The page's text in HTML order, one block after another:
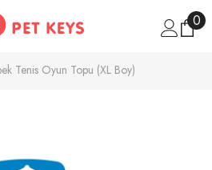
00
Tenis Oyun Topu (XL Boy)